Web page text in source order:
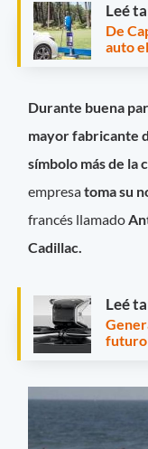
Leé
De
auto
Durante buena
mayor fabricante
símbolo más de la
empresatoma su
francés llamado
Cadillac.
Leé
futuro